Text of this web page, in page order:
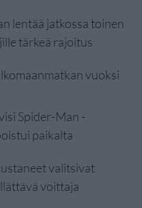
lentää jatkossa toinen
tärkeä rajoitus
vuoksi
Spider-Man -
paikalta
valitsivat
voittaja